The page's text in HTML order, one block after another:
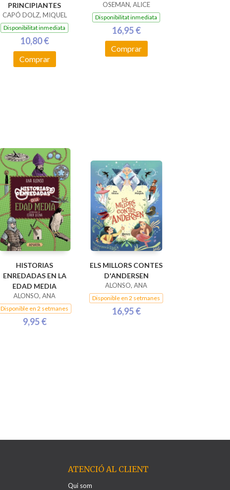
PRINCIPIANTES
CAPÓ DOLZ, MIQUEL
Disponibilitat inmediata
10,80 €
Comprar
OSEMAN, ALICE
Disponibilitat inmediata
16,95 €
Comprar
HISTORIAS
ENREDADAS EN LA
EDAD MEDIA
ALONSO, ANA
Disponible en 2 setmanes
9,95 €
ELS MILLORS CONTES
D'ANDERSEN
ALONSO, ANA
Disponible en 2 setmanes
16,95 €
ATENCIÓ AL CLIENT
Qui som